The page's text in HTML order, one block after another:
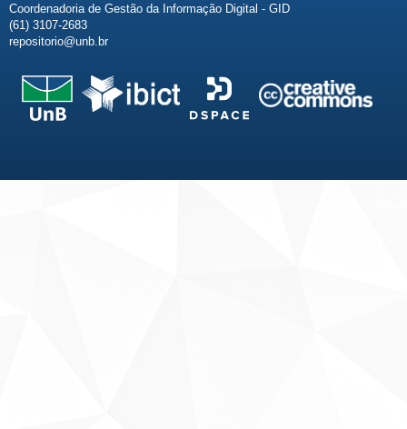
Coordenadoria de Gestão da Informação Digital - GID
(61) 3107-2683
repositorio@unb.br